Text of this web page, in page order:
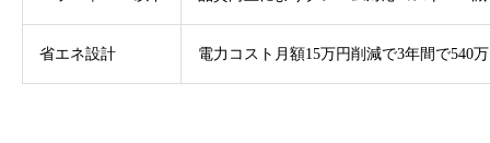
省エネ設計 電力コスト月額15万円削減で3年間で540